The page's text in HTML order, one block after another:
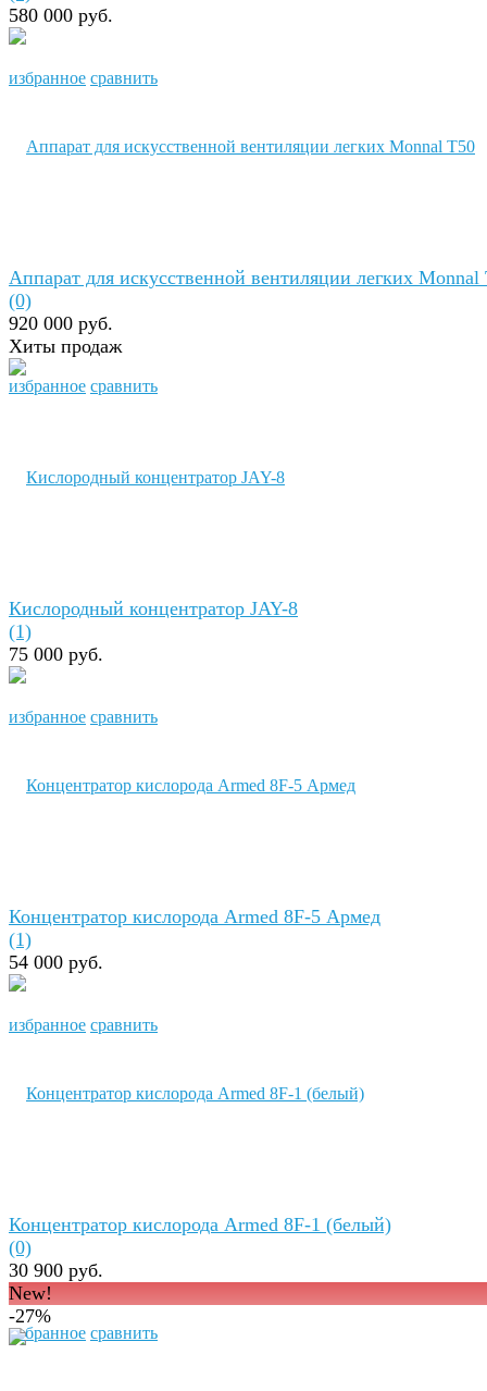
избранное сравнить
580 000 руб.
избранное сравнить
Аппарат для искусственной вентиляции легких Monnal
(0)
920 000 руб.
Хиты продаж
избранное сравнить
Кислородный концентратор JAY-8
(1)
75 000 руб.
избранное сравнить
Концентратор кислорода Armed 8F-5 Армед
(1)
54 000 руб.
избранное сравнить
Концентратор кислорода Armed 8F-1 (белый)
(0)
30 900 руб.
New!
-27%